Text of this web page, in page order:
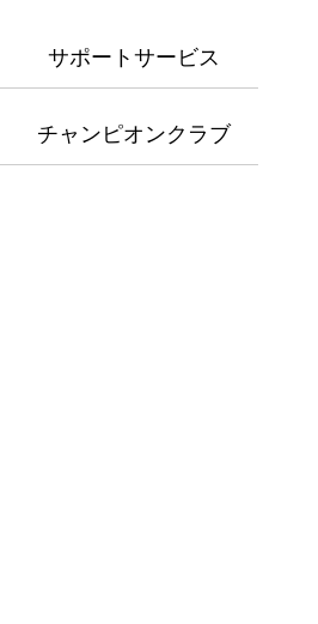
サポートサービス
チャンピオンクラブ